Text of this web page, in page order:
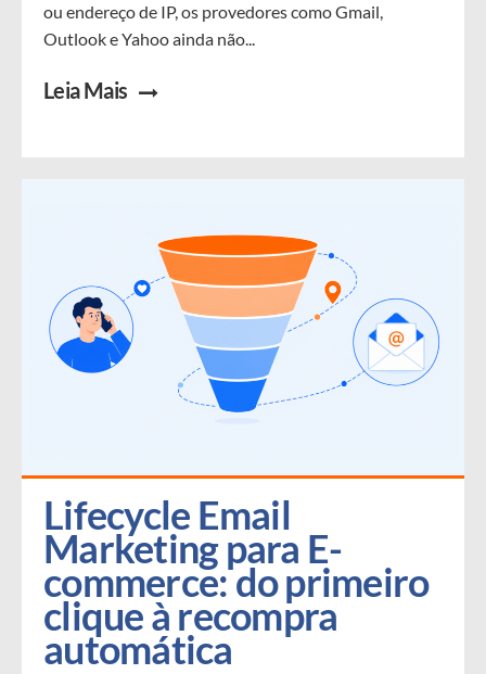
ou endereço de IP, os provedores como Gmail,
Outlook e Yahoo ainda não...
Leia Mais
Lifecycle Email
Marketing para E-
commerce: do primeiro
clique à recompra
automática